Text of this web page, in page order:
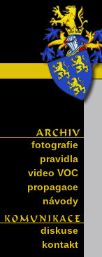
fotografie
pravidla
video VOC
propagace
návody
diskuse
kontakt